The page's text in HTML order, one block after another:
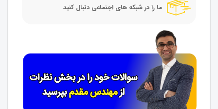
ما را در شبکه های اجتماعی دنبال کنید